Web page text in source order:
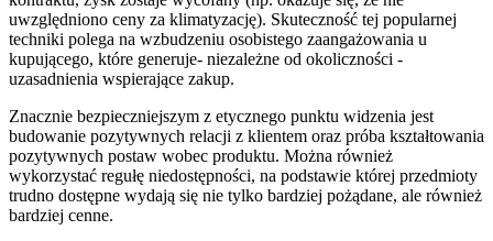
uwzględniono ceny za klimatyzację). Skuteczność tej popularnej
techniki polega na wzbudzeniu osobistego zaangażowania u
kupującego, które generuje- niezależne od okoliczności -
uzasadnienia wspierające zakup.
Znacznie bezpieczniejszym z etycznego punktu widzenia jest
budowanie pozytywnych relacji z klientem oraz próba kształtowania
pozytywnych postaw wobec produktu. Można również
wykorzystać regułę niedostępności, na podstawie której przedmioty
trudno dostępne wydają się nie tylko bardziej pożądane, ale również
bardziej cenne.